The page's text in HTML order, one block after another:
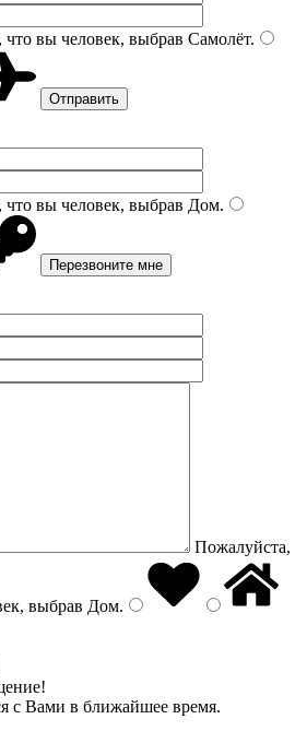
вы человек, выбрав Самолёт.
вы человек, выбрав Дом.
Пожалуйста,
выбрав Дом.
с Вами в ближайшее время.